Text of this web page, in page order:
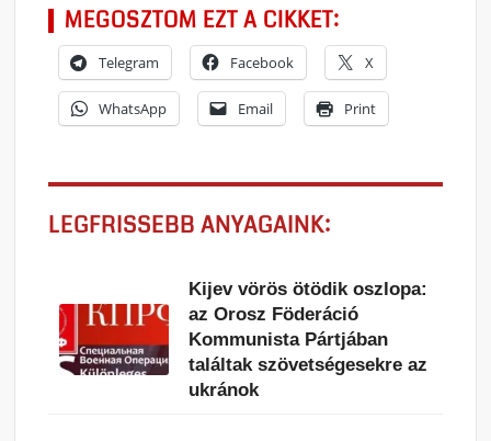
MEGOSZTOM EZT A CIKKET:
Telegram Facebook X
WhatsApp Email Print
LEGFRISSEBB ANYAGAINK:
Kijev vörös ötödik oszlopa:
az Orosz Föderáció
Kommunista Pártjában
találtak szövetségesekre az
ukránok